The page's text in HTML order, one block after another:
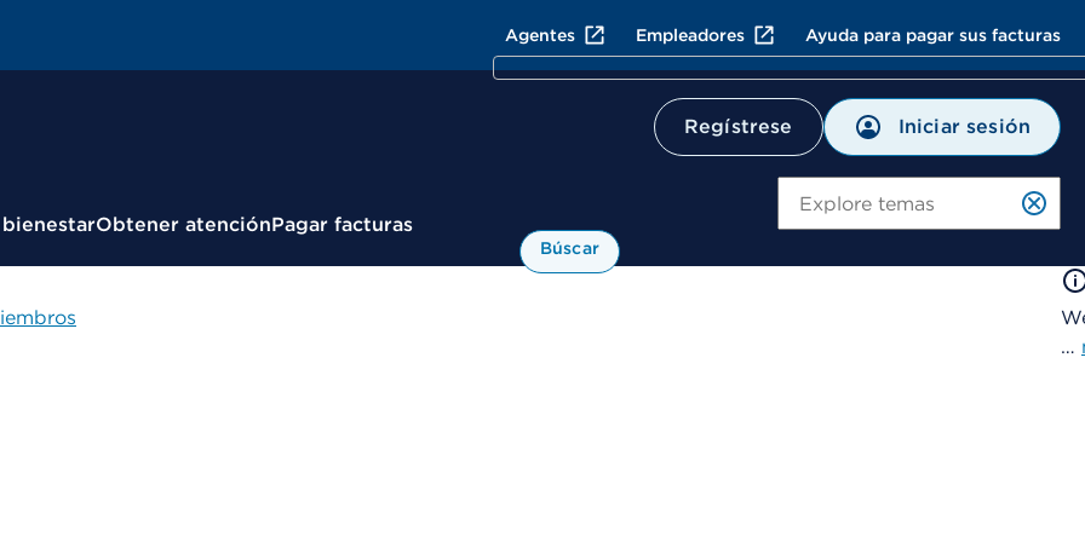
Agentes Empleadores Ayuda para pagar sus facturas
Regístrese Iniciar sesión
Obtener atenciónPagar facturas
Búscar
…